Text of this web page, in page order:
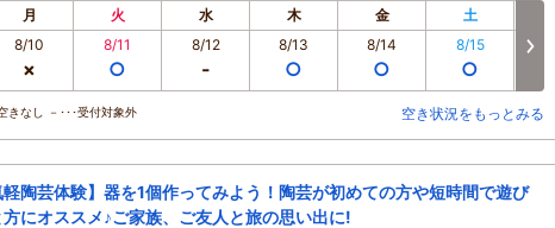
月 火 水 木 金 土
8/10
×
8/11
○
8/12
-
8/13
○
8/14
○
8/15
○
きなし －･･･受付対象外 空き状況をもっとみる
軽陶芸体験】器を1個作ってみよう！陶芸が初めての方や短時間で遊び
にオススメ♪ご家族、ご友人と旅の思い出に!